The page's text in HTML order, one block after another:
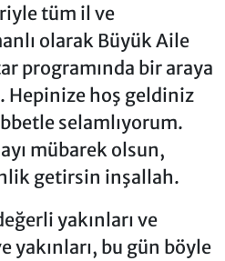
tüm il ve
olarak Büyük Aile
programında bir araya
Hepinize hoş geldiniz
selamlıyorum.
mübarek olsun,
getirsin inşallah.
yakınları ve
yakınları, bu gün böyle